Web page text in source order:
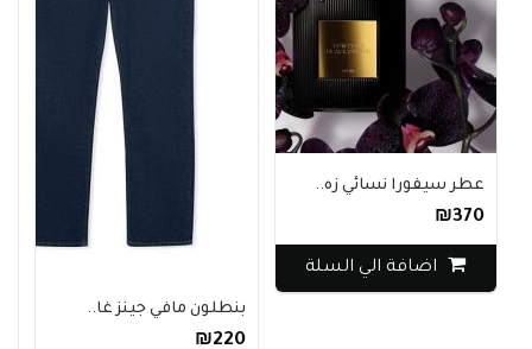
عطر سيفورا نسائي زه..
₪370
اضافة الي السلة
بنطلون مافي جينز غا..
₪220